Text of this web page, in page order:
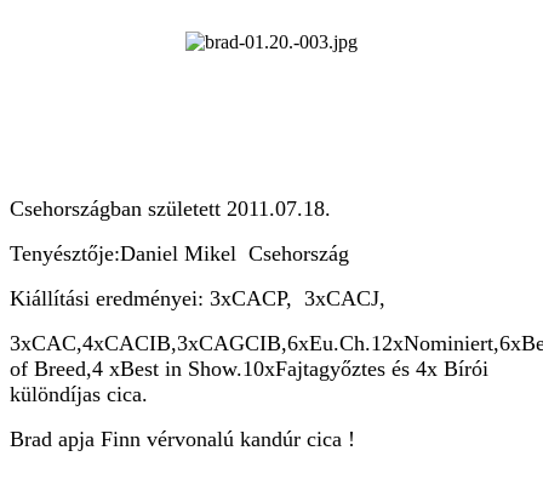
Csehországban született 2011.07.18.
Tenyésztője:Daniel Mikel Csehország
Kiállítási eredményei: 3xCACP, 3xCACJ,
of Breed,4 xBest in Show.10xFajtagyőztes és 4x Bírói
különdíjas cica.
Brad apja Finn vérvonalú kandúr cica !